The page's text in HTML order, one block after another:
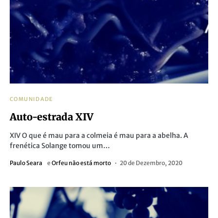
COMUNIDADE
Auto-estrada XIV
XIV O que é mau para a colmeia é mau para a abelha. A
frenética Solange tomou um…
Paulo Seara e Orfeu não está morto 20 de Dezembro, 2020